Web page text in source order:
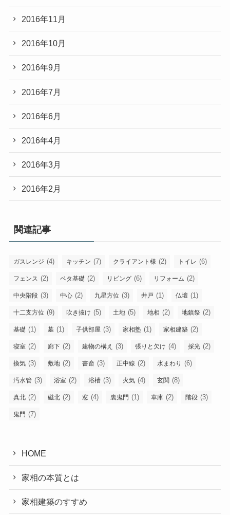
2016年11月
2016年10月
2016年9月
2016年7月
2016年6月
2016年4月
2016年3月
2016年2月
関連記事
ガスレンジ (4) キッチン (7) クライアント様 (2) トイレ (6)
フェンス (2) ベタ基礎 (2) リビング (6) リフォーム (2)
中央階段 (3) 中心 (2) 九星方位 (3) 井戸 (1) 仏壇 (1)
十二支方位 (9) 吹き抜け (5) 土地 (5) 地相 (2) 地鎮祭 (2)
基礎 (1) 墓 (1) 子供部屋 (3) 家相塾 (1) 家相建築 (2)
寝室 (2) 廊下 (2) 建物の構え (3) 張りと欠け (4) 採光 (2)
換気 (3) 敷地 (2) 書斎 (3) 正中線 (2) 水まわり (6)
汚水管 (3) 浴室 (2) 浴槽 (3) 火気 (4) 玄関 (8)
真北 (2) 磁北 (2) 窓 (4) 裏鬼門 (1) 車庫 (2) 階段 (3)
鬼門 (7)
HOME
家相の本質とは
家相建築のすすめ